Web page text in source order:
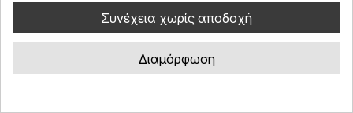
Shure SE535-CL In-Ear Ενσύρματα
Ακουστικά - Διάφανο
Κωδικός : 143.573
Συνέχεια χωρίς αποδοχή
Διαμόρφωση